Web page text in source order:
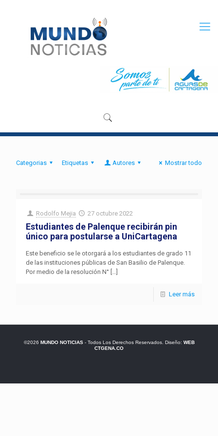
Categorias Etiquetas Autores Mostrar todo
Rodolfo Mejia 27 octubre 2022
Estudiantes de Palenque recibirán pin
único para postularse a UniCartagena
Este beneficio se le otorgará a los estudiantes de grado 11
de las instituciones públicas de San Basilio de Palenque.
Por medio de la resolución N° […]
Leer más
©2026 MUNDO NOTICIAS- Todos Los Derechos Reservados. Diseño: WEB
CTGENA.CO